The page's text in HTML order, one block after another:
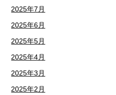
2025年7月
2025年6月
2025年5月
2025年4月
2025年3月
2025年2月